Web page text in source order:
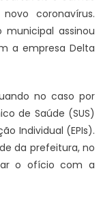
coronavírus.
municipal assinou
a empresa Delta
no caso por
de Saúde (SUS)
Individual (EPIs).
da prefeitura, no
o ofício com a